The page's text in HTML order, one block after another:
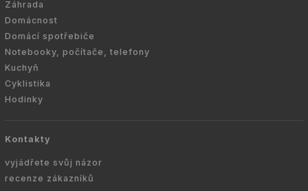
Záhrada
Domácnost
Domácí spotřebiče
Notebooky, počítače, telefony
Kuchyň
Cyklistika
Hodinky
Kontakty
vyjádřete svůj názor
recenze zákazníků